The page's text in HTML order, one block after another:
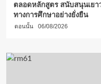
ตลอดหลักสูตร สนับสนุนเยา
ทางการศึกษาอย่างยั่งยืน
ตอนนั้น 06/08/2026